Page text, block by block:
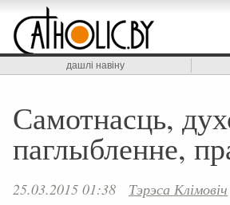
дашлі навіну
Самотнасць,
паглыбленне,
25.03.2015 01:38 Тэрэса Клімовіч